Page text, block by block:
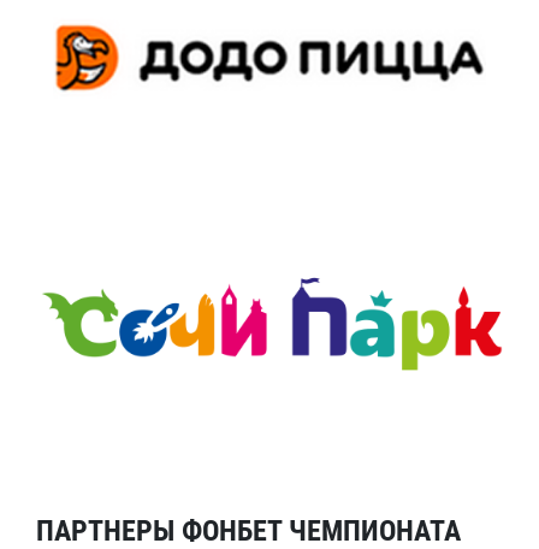
ПАРТНЕРЫ ФОНБЕТ ЧЕМПИОНАТА